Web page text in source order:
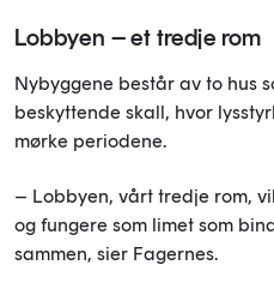
Lobbyen – et tredje rom
Nybyggene består av to hus
beskyttende skall, hvor
mørke periodene.
– Lobbyen, vårt tredje rom,
og fungere som limet som
sammen, sier Fagernes.